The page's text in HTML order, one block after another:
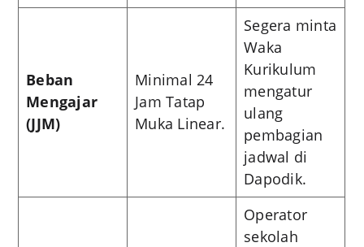
Beban
Mengajar
(JJM)
Minimal 24
Jam Tatap
Muka Linear.
Segera minta
Waka
Kurikulum
mengatur
ulang
pembagian
jadwal di
Dapodik.
Operator
sekolah